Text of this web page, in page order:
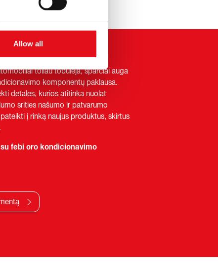
Allow all
toliau tobulėja, sparčiai auga
komponentų paklausa.
detales, kurios atitinka nuolat
srities našumo ir patvarumo
į rinką naujus produktus, skirtus
febi oro kondicionavimo